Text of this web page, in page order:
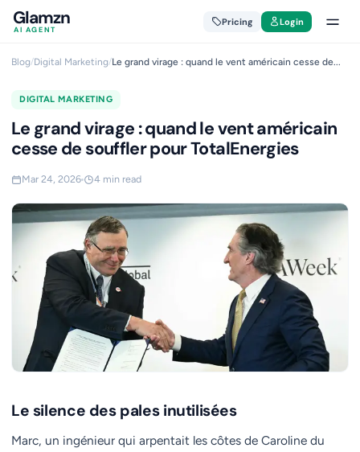
Glamzn
AI AGENT
Pricing Login
Blog/Digital Marketing/Le grand virage : quand le vent américain cesse de...
DIGITAL MARKETING
Le grand virage : quand le vent américain
cesse de souffler pour TotalEnergies
Mar 24, 2026 4 min read
Le silence des pales inutilisées
Marc, un ingénieur qui arpentait les côtes de Caroline du